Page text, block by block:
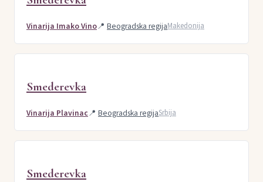
Vinarija Imako Vino📍 Beogradska regijaMakedonija
Smederevka
Vinarija Plavinac📍 Beogradska regijaSrbija
Smederevka